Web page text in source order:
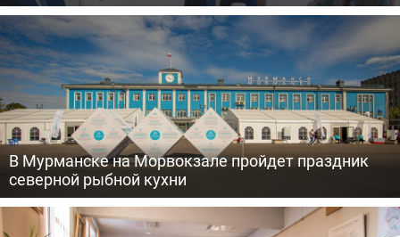
В Мурманске на Морвокзале пройдет праздник
северной рыбной кухни